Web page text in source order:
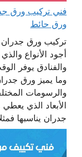
ورق حائط
تركيب ورق
أجود الأنواع
والفنادق يوفر
وما يميز ورق
والرسومات
الأبعاد الذي
جدران يناسبها